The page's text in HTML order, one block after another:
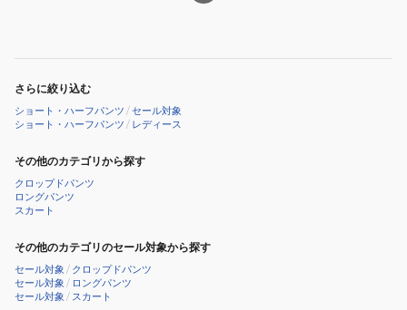
コ
ッ
ン
LABYRINTH
DRESS
さらに絞り込む
ショート・ハーフパンツ /セール対象
ショート・ハーフパンツ / レディース
その他のカテゴリから探す
クロップドパンツ
ロングパンツ
スカート
その他のカテゴリのセール対象から探す
セール対象 / クロップドパンツ
セール対象 / ロングパンツ
セール対象 / スカート